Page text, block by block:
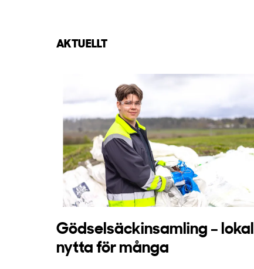
AKTUELLT
Gödselsäckinsamling – lokal
nytta för många